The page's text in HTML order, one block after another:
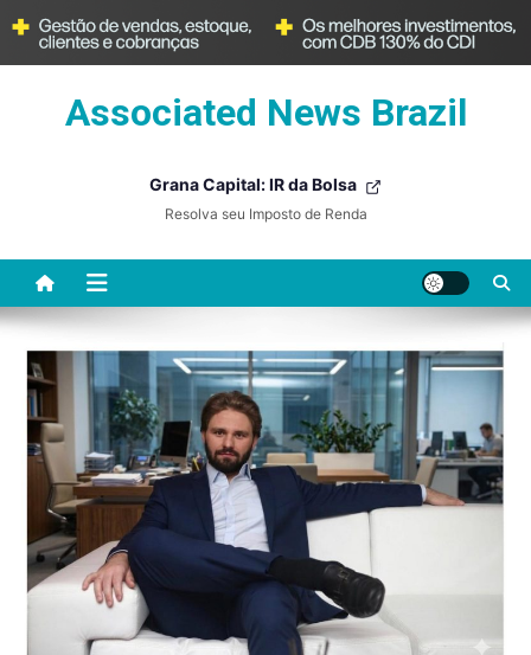
Associated News Brazil
Grana Capital: IR da Bolsa
Resolva seu Imposto de Renda